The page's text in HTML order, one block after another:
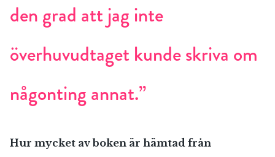
den grad att jag inte
överhuvudtaget kunde skriva om
någonting annat.”
Hur mycket av boken är hämtad från